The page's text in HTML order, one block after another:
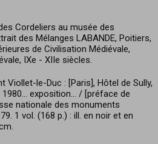
Cordeliers au musée des
des Mélanges LABANDE, Poitiers,
de Civilisation Médiévale,
IXe - XIIe siècles.
Viollet-le-Duc : [Paris], Hôtel de Sully,
exposition... / [préface de
nationale des monuments
1 vol. (168 p.) : ill. en noir et en